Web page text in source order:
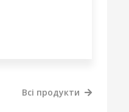
Всі продукти